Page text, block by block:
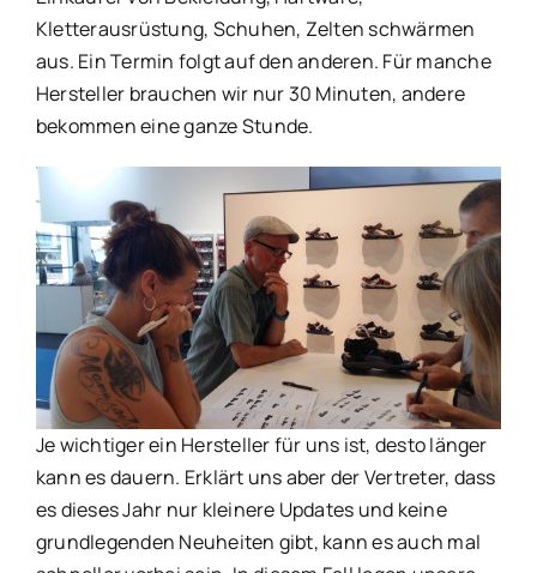
Kletterausrüstung, Schuhen, Zelten schwärmen
aus. Ein Termin folgt auf den anderen. Für manche
Hersteller brauchen wir nur 30 Minuten, andere
bekommen eine ganze Stunde.
Je wichtiger ein Hersteller für uns ist, desto länger
kann es dauern. Erklärt uns aber der Vertreter, dass
es dieses Jahr nur kleinere Updates und keine
grundlegenden Neuheiten gibt, kann es auch mal